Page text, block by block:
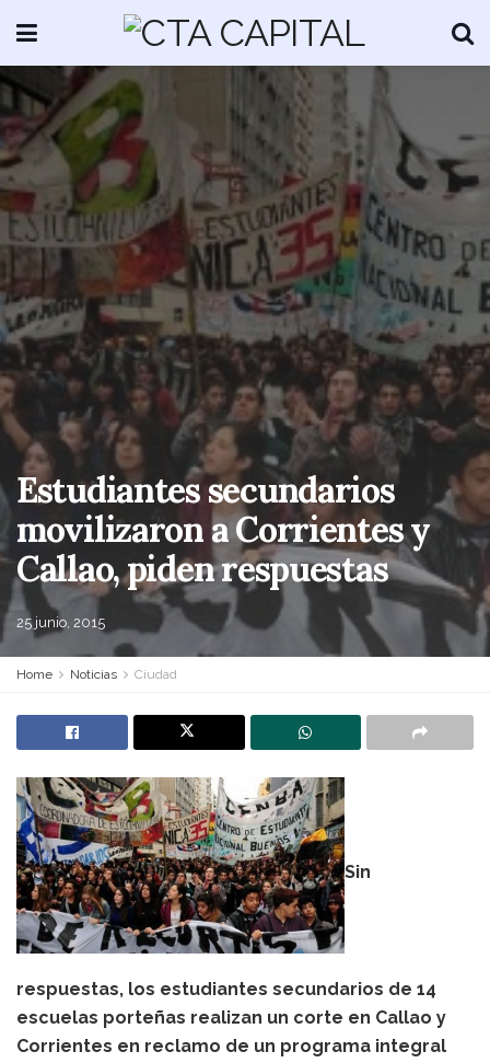
Estudiantes secundarios
movilizaron a Corrientes y
Callao, piden respuestas
25 junio, 2015
Home Noticias Ciudad
Sin
respuestas, los estudiantes secundarios de 14
escuelas porteñas realizan un corte en Callao y
Corrientes en reclamo de un programa integral